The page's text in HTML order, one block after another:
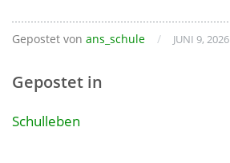
Gepostet von ans_schule / JUNI 9, 2026
Gepostet in
Schulleben